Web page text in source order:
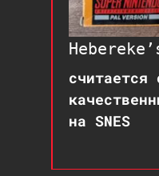
считается
на SNES